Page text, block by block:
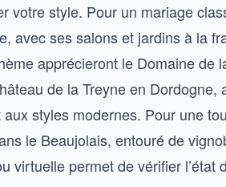
votre style. Pour un mariage
avec ses salons et jardins à la
apprécieront le Domaine de
de la Treyne en Dordogne,
styles modernes. Pour une
le Beaujolais, entouré de
virtuelle permet de vérifier l’état